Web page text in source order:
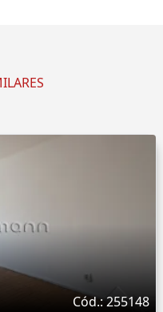
Cód.: 255148